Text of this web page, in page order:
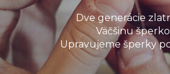
Dve generácie
Väčšinu
Upravujeme šperky